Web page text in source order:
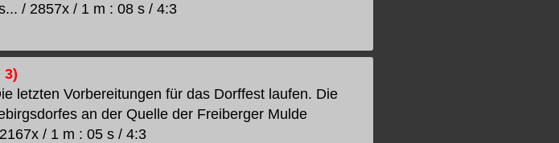
/ 2857x / 1 m : 08 s / 4:3
3)
letzten Vorbereitungen für das Dorffest laufen. Die
an der Quelle der Freiberger Mulde
/ 1 m : 05 s / 4:3